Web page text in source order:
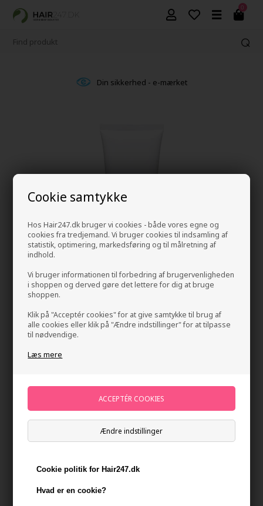
Cookie samtykke
Hos Hair247.dk bruger vi cookies - både vores egne og
cookies fra tredjemand. Vi bruger cookies til indsamling af
statistik, optimering, markedsføring og til målretning af
indhold.
Vi bruger informationen til forbedring af brugervenligheden
i shoppen og derved gøre det lettere for dig at bruge
shoppen.
Klik på "Acceptér cookies" for at give samtykke til brug af
alle cookies eller klik på "Ændre indstillinger" for at tilpasse
til nødvendige.
Læs mere
Ændre indstillinger
Cookie politik for Hair247.dk
Hvad er en cookie?
0
Din sikkerhed - e-mærket
Normalpris: 230,00
172,50
+